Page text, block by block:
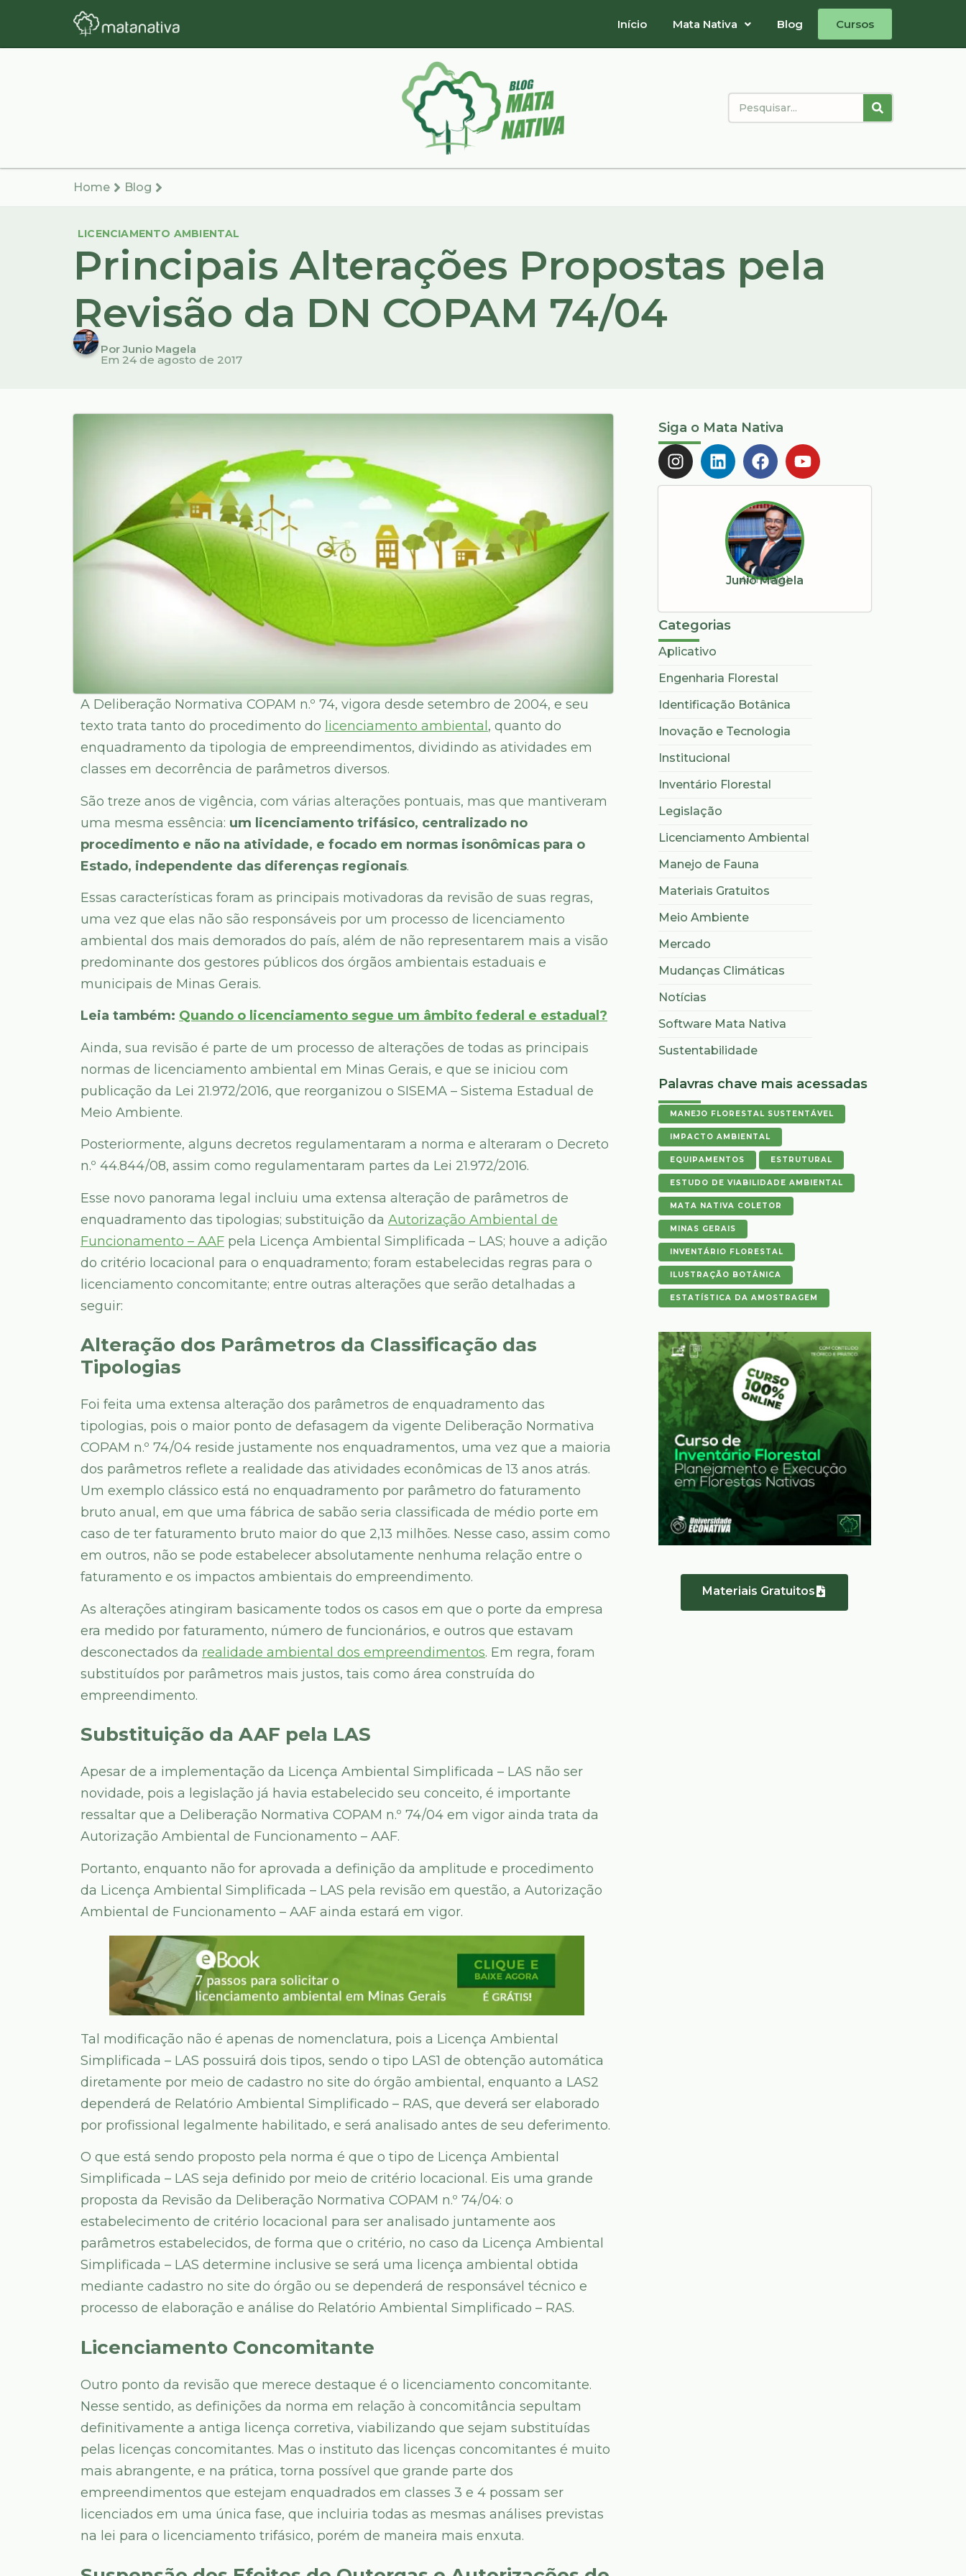
Início Mata Nativa Blog Cursos
Home Blog
LICENCIAMENTO AMBIENTAL
Principais Alterações Propostas pela
Revisão da DN COPAM 74/04
Por Junio Magela
Em 24 de agosto de 2017
A Deliberação Normativa COPAM n.º 74, vigora desde setembro de 2004, e seu
texto trata tanto do procedimento do licenciamento ambiental , quanto do
enquadramento da tipologia de empreendimentos, dividindo as atividades em
classes em decorrência de parâmetros diversos.
São treze anos de vigência, com várias alterações pontuais, mas que mantiveram
uma mesma essência: um licenciamento trifásico, centralizado no
procedimento e não na atividade, e focado em normas isonômicas para o
Estado, independente das diferenças regionais.
Essas características foram as principais motivadoras da revisão de suas regras,
uma vez que elas não são responsáveis por um processo de licenciamento
ambiental dos mais demorados do país, além de não representarem mais a visão
predominante dos gestores públicos dos órgãos ambientais estaduais e
municipais de Minas Gerais.
Leia também: Quando o licenciamento segue um âmbito federal e estadual?
Ainda, sua revisão é parte de um processo de alterações de todas as principais
normas de licenciamento ambiental em Minas Gerais, e que se iniciou com
publicação da Lei 21.972/2016, que reorganizou o SISEMA – Sistema Estadual de
Meio Ambiente.
Posteriormente, alguns decretos regulamentaram a norma e alteraram o Decreto
n.º 44.844/08, assim como regulamentaram partes da Lei 21.972/2016.
Esse novo panorama legal incluiu uma extensa alteração de parâmetros de
enquadramento das tipologias; substituição da Autorização Ambiental de
Funcionamento – AAF pela Licença Ambiental Simplificada – LAS; houve a adição
do critério locacional para o enquadramento; foram estabelecidas regras para o
licenciamento concomitante; entre outras alterações que serão detalhadas a
seguir:
Alteração dos Parâmetros da Classificação das
Tipologias
Foi feita uma extensa alteração dos parâmetros de enquadramento das
tipologias, pois o maior ponto de defasagem da vigente Deliberação Normativa
COPAM n.º 74/04 reside justamente nos enquadramentos, uma vez que a maioria
dos parâmetros reflete a realidade das atividades econômicas de 13 anos atrás.
Um exemplo clássico está no enquadramento por parâmetro do faturamento
bruto anual, em que uma fábrica de sabão seria classificada de médio porte em
caso de ter faturamento bruto maior do que 2,13 milhões. Nesse caso, assim como
em outros, não se pode estabelecer absolutamente nenhuma relação entre o
faturamento e os impactos ambientais do empreendimento.
As alterações atingiram basicamente todos os casos em que o porte da empresa
era medido por faturamento, número de funcionários, e outros que estavam
desconectados da realidade ambiental dos empreendimentos. Em regra, foram
substituídos por parâmetros mais justos, tais como área construída do
empreendimento.
Substituição da AAF pela LAS
Apesar de a implementação da Licença Ambiental Simplificada – LAS não ser
novidade, pois a legislação já havia estabelecido seu conceito, é importante
ressaltar que a Deliberação Normativa COPAM n.º 74/04 em vigor ainda trata da
Autorização Ambiental de Funcionamento – AAF.
Portanto, enquanto não for aprovada a definição da amplitude e procedimento
da Licença Ambiental Simplificada – LAS pela revisão em questão, a Autorização
Ambiental de Funcionamento – AAF ainda estará em vigor.
Tal modificação não é apenas de nomenclatura, pois a Licença Ambiental
Simplificada – LAS possuirá dois tipos, sendo o tipo LAS1 de obtenção automática
diretamente por meio de cadastro no site do órgão ambiental, enquanto a LAS2
dependerá de Relatório Ambiental Simplificado – RAS, que deverá ser elaborado
por profissional legalmente habilitado, e será analisado antes de seu deferimento.
O que está sendo proposto pela norma é que o tipo de Licença Ambiental
Simplificada – LAS seja definido por meio de critério locacional. Eis uma grande
proposta da Revisão da Deliberação Normativa COPAM n.º 74/04: o
estabelecimento de critério locacional para ser analisado juntamente aos
parâmetros estabelecidos, de forma que o critério, no caso da Licença Ambiental
Simplificada – LAS determine inclusive se será uma licença ambiental obtida
mediante cadastro no site do órgão ou se dependerá de responsável técnico e
processo de elaboração e análise do Relatório Ambiental Simplificado – RAS.
Licenciamento Concomitante
Outro ponto da revisão que merece destaque é o licenciamento concomitante.
Nesse sentido, as definições da norma em relação à concomitância sepultam
definitivamente a antiga licença corretiva, viabilizando que sejam substituídas
pelas licenças concomitantes. Mas o instituto das licenças concomitantes é muito
mais abrangente, e na prática, torna possível que grande parte dos
empreendimentos que estejam enquadrados em classes 3 e 4 possam ser
licenciados em uma única fase, que incluiria todas as mesmas análises previstas
na lei para o licenciamento trifásico, porém de maneira mais enxuta.
Siga o Mata Nativa
AUTOR(A)
Junio Magela
Categorias
Aplicativo
Engenharia Florestal
Identificação Botânica
Inovação e Tecnologia
Institucional
Inventário Florestal
Legislação
Licenciamento Ambiental
Manejo de Fauna
Materiais Gratuitos
Meio Ambiente
Mercado
Mudanças Climáticas
Notícias
Software Mata Nativa
Sustentabilidade
Palavras chave mais acessadas
MANEJO FLORESTAL SUSTENTÁVEL
IMPACTO AMBIENTAL
EQUIPAMENTOS ESTRUTURAL
ESTUDO DE VIABILIDADE AMBIENTAL
MATA NATIVA COLETOR
MINAS GERAIS
INVENTÁRIO FLORESTAL
ILUSTRAÇÃO BOTÂNICA
ESTATÍSTICA DA AMOSTRAGEM
Materiais Gratuitos